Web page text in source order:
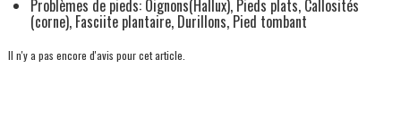
Problèmes de pieds: Oignons(Hallux), Pieds plats, Callosités
(corne), Fasciite plantaire, Durillons, Pied tombant
Il n'y a pas encore d'avis pour cet article.